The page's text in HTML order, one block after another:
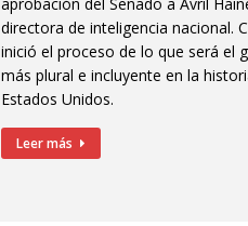
directora de inteligencia nacional.
inició el proceso de lo que será el
más plural e incluyente en la
Estados Unidos.
Leer más